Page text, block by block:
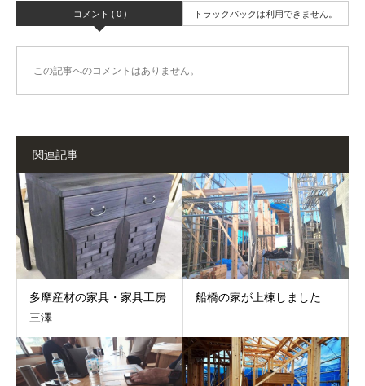
コメント ( 0 ) トラックバックは利用できません。
この記事へのコメントはありません。
関連記事
多摩産材の家具・家具工房
三澤
船橋の家が上棟しました